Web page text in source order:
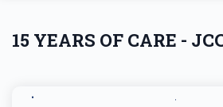
15 YEARS OF CARE -